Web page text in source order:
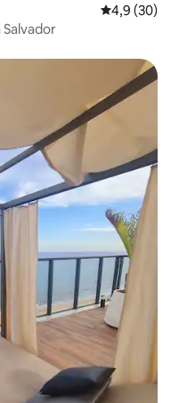
Note
4,9 (30)
plus aimés